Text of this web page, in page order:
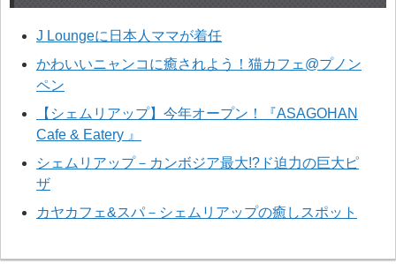
J Loungeに日本人ママが着任
かわいいニャンコに癒されよう！猫カフェ@プノン
ペン
【シェムリアップ】今年オープン！『ASAGOHAN
Cafe & Eatery 』
シェムリアップ－カンボジア最大!?ド迫力の巨大ピ
ザ
カヤカフェ&スパ－シェムリアップの癒しスポット